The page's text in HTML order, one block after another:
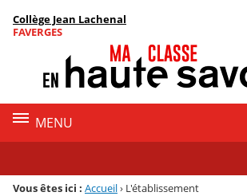
Menu de la rubrique
Contenu
Collège Jean Lachenal
FAVERGES
MENU
Vous êtes ici : Accueil› L'établissement